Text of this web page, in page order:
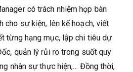
có trách nhiệm họp bàn
cho sự kiện, lên kế hoạch, viết
từng hạng mục, lập chi tiêu dự
quản lý rủi ro trong suốt quy
nhân sự thực hiện,… Đồng thời,